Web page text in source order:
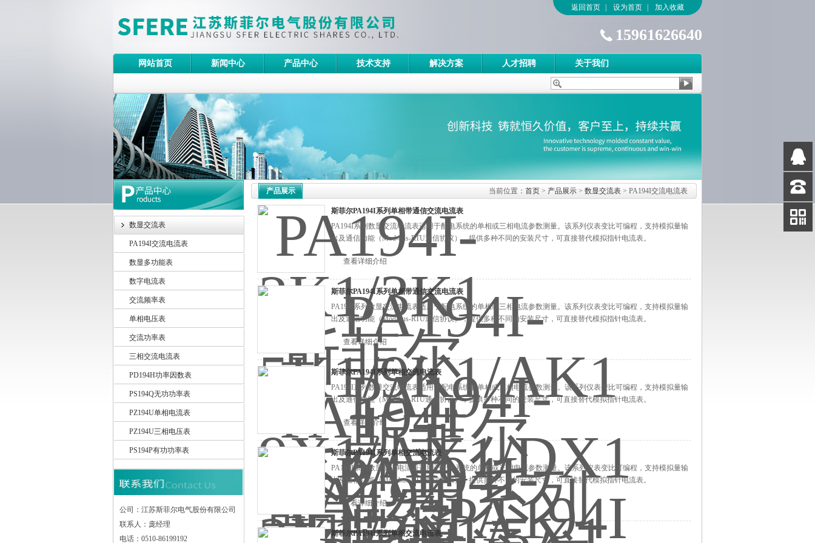
江苏斯菲尔电气股份有限公司
15961626640
返回首页 设为首页 加入收藏
网站首页 新闻中心 产品中心 技术支持 解决方案 人才招聘 关于我们
数显交流表
PA194I交流电流表
数显多功能表
数字电流表
交流频率表
单相电压表
交流功率表
三相交流电流表
PD194H功率因数表
PS194Q无功功率表
PZ194U单相电流表
PZ194U三相电压表
PS194P有功功率表
公司：江苏斯菲尔电气股份有限公司
联系人：庞经理
电话：0510-86199192
产品展示 当前位置： 首页 > 产品展示 > 数显交流表 > PA194I交流电流表
斯菲尔PA194I系列单相带通信交流电流表
PA194I系列数显交流电流表适用于配电系统的单相或三相电流参数测量。该系列仪表变比可编程，支持模拟量输
出及通信功能（Mod-bus-RTU通信协议），提供多种不同的安装尺寸，可直接替代模拟指针电流表。
查看详细介绍
斯菲尔PA194I系列单相带通信交流电流表
PA194I系列数显交流电流表适用于配电系统的单相或三相电流参数测量。该系列仪表变比可编程，支持模拟量输
出及通信功能（Mod-bus-RTU通信协议），提供多种不同的安装尺寸，可直接替代模拟指针电流表。
查看详细介绍
斯菲尔PA194I系列单相交流电流表
PA194I系列数显交流电流表适用于配电系统的单相或三相电流参数测量。该系列仪表变比可编程，支持模拟量输
出及通信功能（Mod-bus-RTU通信协议），提供多种不同的安装尺寸，可直接替代模拟指针电流表。
查看详细介绍
斯菲尔PA194I系列单相交流电流表
PA194I系列数显交流电流表适用于配电系统的单相或三相电流参数测量。该系列仪表变比可编程，支持模拟量输
出及通信功能（Mod-bus-RTU通信协议），提供多种不同的安装尺寸，可直接替代模拟指针电流表。
查看详细介绍
斯菲尔PA194I系列单相交流电流表
客服
电话